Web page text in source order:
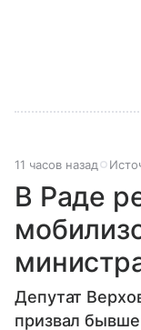
11 часов назад
В Раде
Депутат
призвал